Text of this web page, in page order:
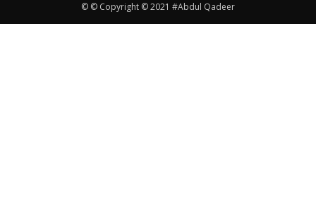
© © Copyright © 2021 #Abdul Qadeer